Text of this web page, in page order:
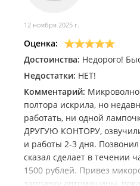
12 ноября 2025 г.
Оценка:
Достоинства: Недорого!
Недостатки: НЕТ!
Комментарий:
полтора искрила, но
работать, ни одной
ДРУГУЮ КОНТОРУ,
и работы 2-3 дня.
сказал сделает в течении
1500 рублей. Привез
заправку автомашины,